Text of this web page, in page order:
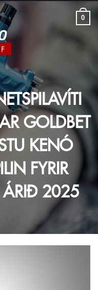
0
GOLDBET
KENÓ
FYRIR
2025